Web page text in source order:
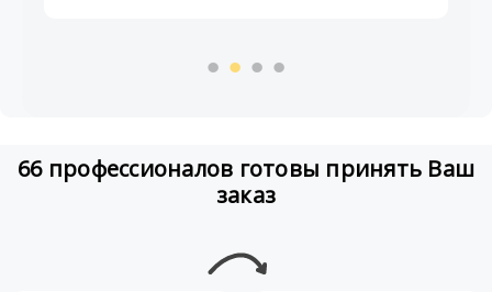
66 профессионалов готовы принять Ваш
заказ